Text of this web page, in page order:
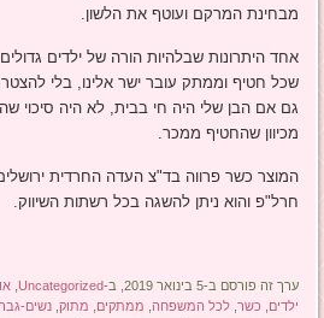
מבחינת המרקם ועוטף את הלשון.
אחד היתרונות שבלהיות הורה של ילדים
שכל חטיף וממתק עובר ישר אלינו, בלי
גם אם הבן שלי היה חי בבית, לא היה סיכוי
מכיוון שהחטיף ממכר.
המוצר כשר פרווה בד"צ העדה החרדית
חרל"פ והוא ניתן להשגה בכל רשתות השיווק.
ערך זה פורסם ב-5 בינואר 2019, ב- Uncategorized
,
ילדים
כשר ,לכל המשפחה ממתקים מתוק ,נשים-